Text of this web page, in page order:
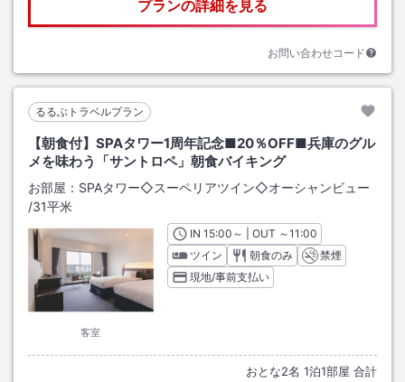
プランの詳細を見る
お問い合わせコード
るるぶトラベルプラン
【朝食付】SPAタワー1周年記念■20％OFF■兵庫のグル
メを味わう「サントロペ」朝食バイキング
お部屋： SPAタワー◇スーペリアツイン◇オーシャンビュー
/31平米
客室
INチェックイン
15:00 ～ | OUT チェックアウト
～11:00
ツイン
朝食のみ
禁煙
現地/事前支払い
おとな2名 1泊1部屋 合計